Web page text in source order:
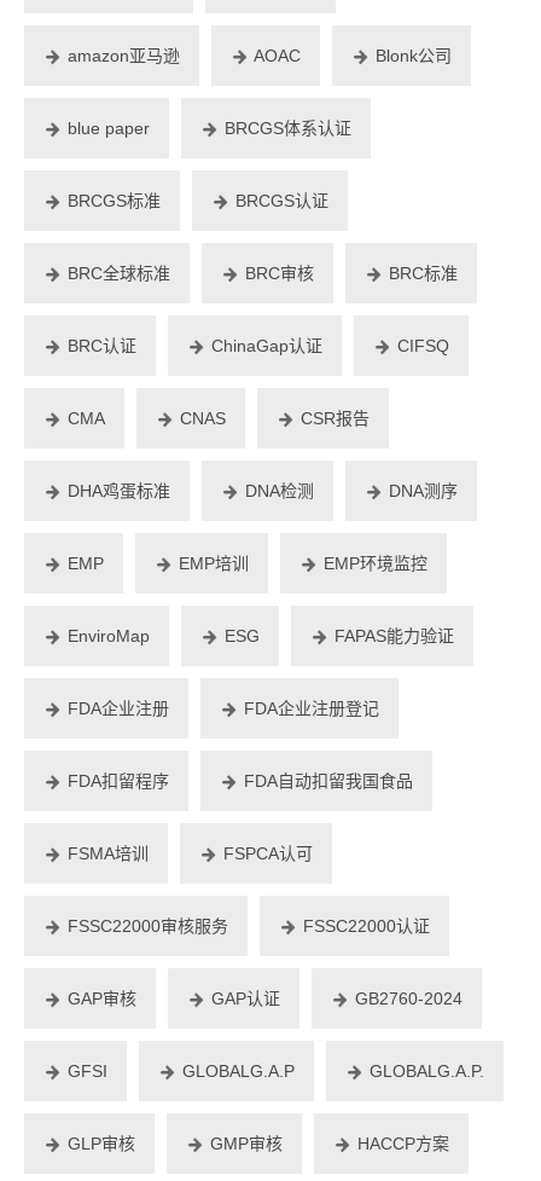
amazon亚马逊 AOAC Blonk公司
blue paper BRCGS体系认证
BRCGS标准 BRCGS认证
BRC全球标准 BRC审核 BRC标准
BRC认证 ChinaGap认证 CIFSQ
CMA CNAS CSR报告
DHA鸡蛋标准 DNA检测 DNA测序
EMP EMP培训 EMP环境监控
EnviroMap ESG FAPAS能力验证
FDA企业注册 FDA企业注册登记
FDA扣留程序 FDA自动扣留我国食品
FSMA培训 FSPCA认可
FSSC22000审核服务 FSSC22000认证
GAP审核 GAP认证 GB2760-2024
GFSI GLOBALG.A.P GLOBALG.A.P.
GLP审核 GMP审核 HACCP方案